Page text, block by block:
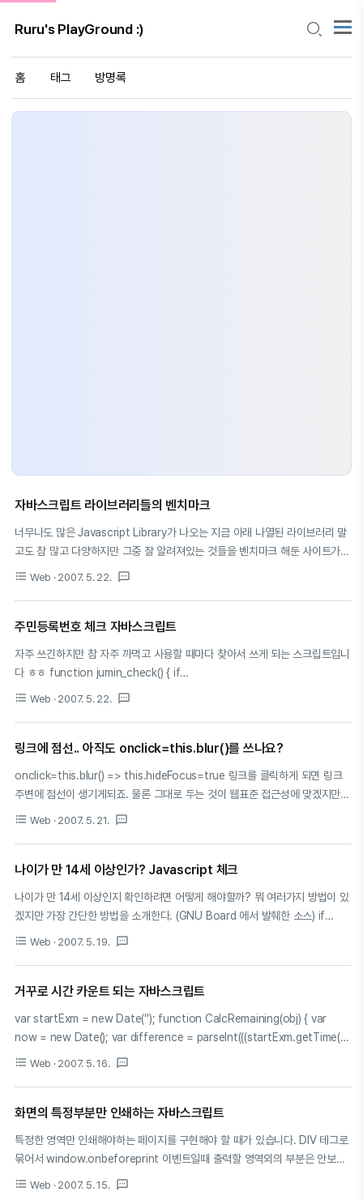
Ruru's PlayGround :)
홈 태그 방명록
자바스크립트 라이브러리들의 벤치마크
너무나도 많은 Javascript Library가 나오는 지금 아래 나열된 라이브러리 말
고도 참 많고 다양하지만 그중 잘 알려져있는 것들을 벤치마크 해둔 사이트가
있어 올려봅니다. 솔직히 신생 javascript library는 더 많이 있는데 말이죠 ㅎ
Proto.&Scripta. 방대한 YUI와 GWT, .NET 기반의 Atlas 등 다양한 라이브
선이라 생각됩니다. http://www.sitepoint.com/article/javascript-
library Proto..
format_list_bulleted Web · 2007. 5. 22. textsms
주민등록번호 체크 자바스크립트
자주 쓰긴하지만 참 자주 까먹고 사용할 때마다 찾아서 쓰게 되는 스크립트입니
다 ㅎㅎ function jumin_check() { if
(document.form1.TextBox6.value.length != 13) { // 번호가 13개 아니라
자리에 놓는다. return false; } else { var strjumin =
리 담음 } var a1=strjumin.substring(0,1) //주민번호 계산법 var
a2=strjumin.substring(..
format_list_bulleted Web · 2007. 5. 22. textsms
링크에 점선.. 아직도 onclick=this.blur()를 쓰나요?
onclick=this.blur() => this.hideFocus=true 링크를 클릭하게 되면 링크
주변에 점선이 생기게되죠. 물론 그대로 두는 것이 웹표준 접근성에 맞겠지만
모양을 중요시하는 경향이 국내에선 많기 때문에 링크에는 항상 onclick 이벤
넣어주시면 됩니다. ^ ^ a { selector-dummy:
앨 수 있겠죠? ^ ^ 많이 활용하자고용~
format_list_bulleted Web · 2007. 5. 21. textsms
나이가 만 14세 이상인가? Javascript 체크
나이가 만 14세 이상인지 확인하려면 어떻게 해야할까? 뭐 여러가지 방법이 있
겠지만 가장 간단한 방법을 소개한다. (GNU Board 에서 발췌한 소스) if
(typeof(f.mb_birth) != 'undefined') { var todays = 20070512; // 오늘
140000; if (n < 0) { alert("만 14세가 지나지 않은 어린이는 정보통신망 이
인의 동의를 얻어야 하므로\n\n법정대리인의 이름과 연락처를 '자기소개..
format_list_bulleted Web · 2007. 5. 19. textsms
거꾸로 시간 카운트 되는 자바스크립트
var startExm = new Date(''); function CalcRemaining(obj) { var
now = new Date(); var difference = parseInt(((startExm.getTime() -
now.getTime()) / 1000) + 0.999); if (difference > 0) { var secs =
var hours = difference % 24 difference = parseInt(difference / 24)
format_list_bulleted Web · 2007. 5. 16. textsms
화면의 특정부분만 인쇄하는 자바스크립트
특정한 영역만 인쇄해야하는 페이지를 구현해야 할 때가 있습니다. DIV 테그로
묶어서 window.onbeforeprint 이벤트일때 출력할 영역외의 부분은 안보이
게 처리하고, 출력할 부분만 DIV에 innerHTML로 뿌려서 출력한후에 인쇄를
format_list_bulleted Web · 2007. 5. 15. textsms